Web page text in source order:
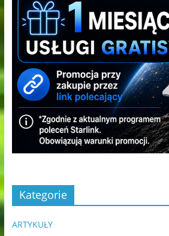
Kategorie
ARTYKUŁY